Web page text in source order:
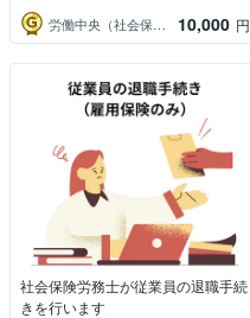
労働中央（社会保険労務士法人） 10,000 円
社会保険労務士が従業員の退職手続
きを行います